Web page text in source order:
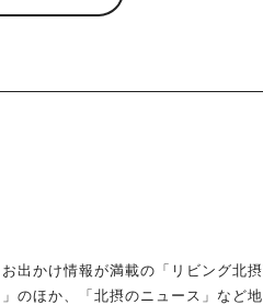
出かけ情報が満載の「リビング北
のほか、「北摂のニュース」など